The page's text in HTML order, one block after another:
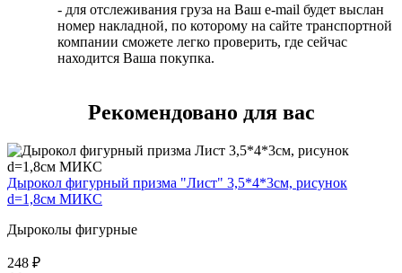
- для отслеживания груза на Ваш e-mail будет выслан
номер накладной, по которому на сайте транспортной
компании сможете легко проверить, где сейчас
находится Ваша покупка.
Рекомендовано для вас
Дырокол фигурный призма "Лист" 3,5*4*3см, рисунок
d=1,8см МИКС
Дыроколы фигурные
248 ₽